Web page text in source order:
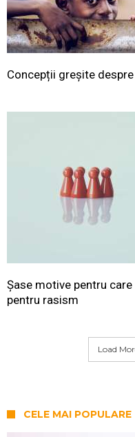
Concepții greșite
Șase motive pentru
pentru rasism
Load
CELE MAI POPULARE